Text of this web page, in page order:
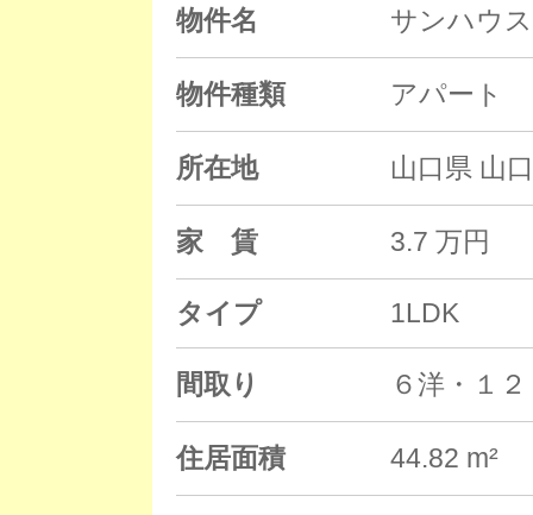
物件名 サンハウ
物件種類 アパート
所在地 山口県 山
家 賃 3.7 万円
タイプ 1LDK
間取り ６洋・１
住居面積 44.82 m²